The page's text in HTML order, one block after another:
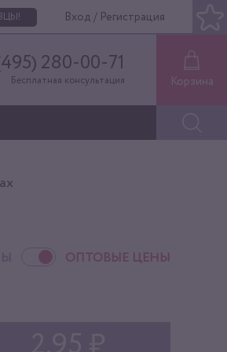
Вход / Регистрация
280-00-71
Бесплатная консультация Корзина
ОПТОВЫЕ ЦЕНЫ